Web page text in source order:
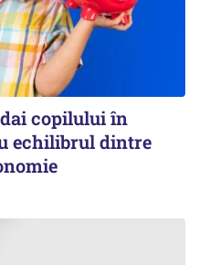
dai copilului în
echilibrul dintre